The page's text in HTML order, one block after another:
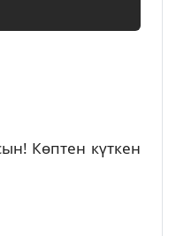
Көптен күткен